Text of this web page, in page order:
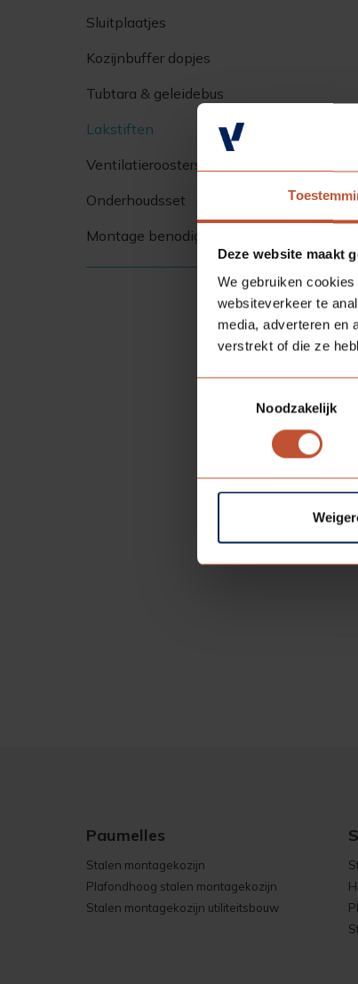
Deze website maakt
We gebruiken
websiteverkeer te
media, adverteren en
verstrekt of die ze
Noodzakelijk
Sluitplaatjes
Kozijnbuffer dopjes
Tubtara & geleidebus
Lakstiften
Ventilatieroosters
Onderhoudsset
Montage benodigdheden
Paumelles
Stalen montagekozijn
Plafondhoog stalen montagekozijn
Stalen montagekozijn utiliteitsbouw